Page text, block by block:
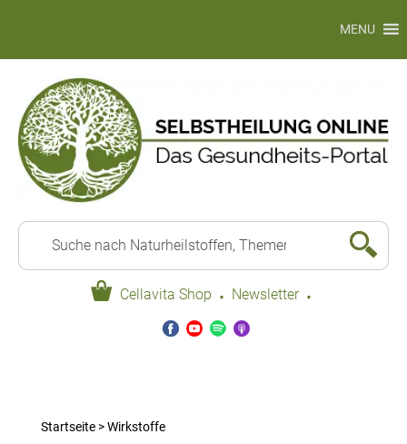
Cellavita Shop · Newsletter ·
MENU
Startseite>Wirkstoffe